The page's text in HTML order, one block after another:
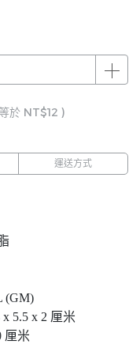
於 NT$12 )
運送方式
(GM)
5.5 x 2 厘米
厘米